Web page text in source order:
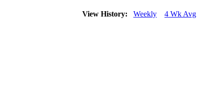
View History: Weekly 4 Wk Avg